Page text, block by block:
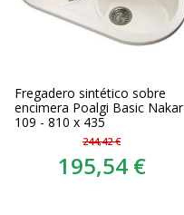
Fregadero sintético sobre
encimera Poalgi Basic Nakar
109 - 810 x 435
244,42 €
195,54 €